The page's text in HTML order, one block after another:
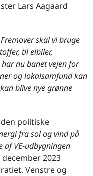
Lars Aagaard
skal vi bruge
til elbiler,
nu banet vejen for
og lokalsamfund kan
blive nye grønne
politiske
fra sol og vind på
af VE-udbygningen
2023
Venstre og